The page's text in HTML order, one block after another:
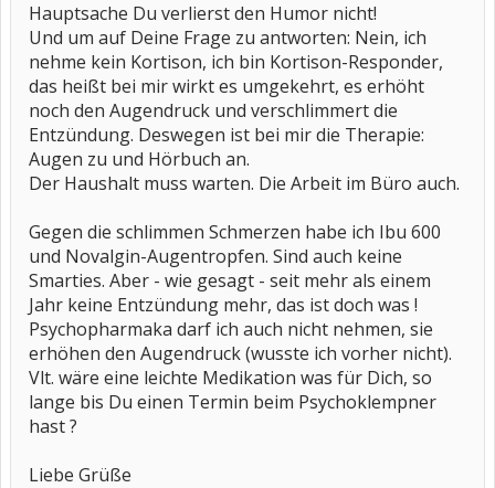
Hauptsache Du verlierst den Humor nicht!
Und um auf Deine Frage zu antworten: Nein, ich
nehme kein Kortison, ich bin Kortison-Responder,
das heißt bei mir wirkt es umgekehrt, es erhöht
noch den Augendruck und verschlimmert die
Entzündung. Deswegen ist bei mir die Therapie:
Augen zu und Hörbuch an.
Der Haushalt muss warten. Die Arbeit im Büro auch.
Gegen die schlimmen Schmerzen habe ich Ibu 600
und Novalgin-Augentropfen. Sind auch keine
Smarties. Aber - wie gesagt - seit mehr als einem
Jahr keine Entzündung mehr, das ist doch was !
Psychopharmaka darf ich auch nicht nehmen, sie
erhöhen den Augendruck (wusste ich vorher nicht).
Vlt. wäre eine leichte Medikation was für Dich, so
lange bis Du einen Termin beim Psychoklempner
hast ?
Liebe Grüße